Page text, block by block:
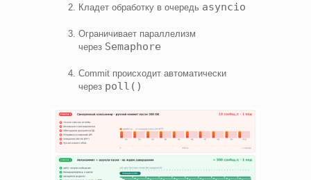
Кладет обработку в очередь asyncio
Ограничивает параллелизм
через Semaphore
Commit происходит автоматически
через poll()